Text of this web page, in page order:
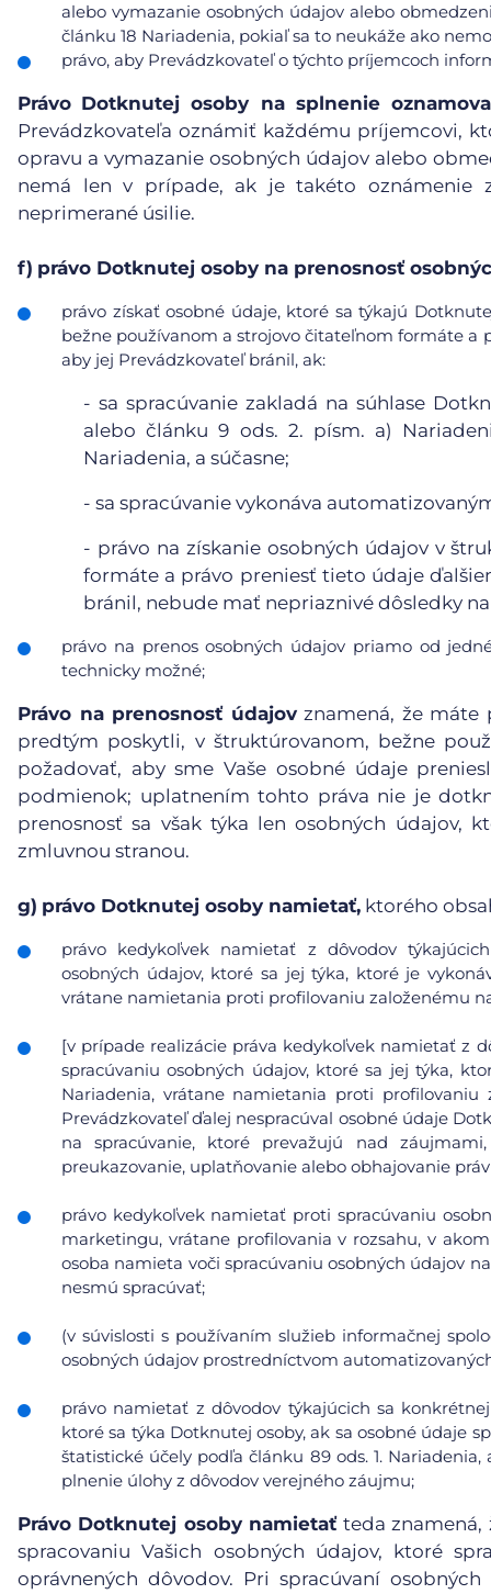
alebo vymazanie osobných údajov alebo
článku 18 Nariadenia, pokiaľ sa to neukáže ako
právo, aby Prevádzkovateľ o týchto príjemcoch
Právo Dotknutej osoby na splnenie
Prevádzkovateľa oznámiť každému príjemcovi,
opravu a vymazanie osobných údajov alebo
nemá len v prípade, ak je takéto oznámenie
neprimerané úsilie.
f) právo Dotknutej osoby na prenosnosť
právo získať osobné údaje, ktoré sa týkajú
bežne používanom a strojovo čitateľnom formáte a
aby jej Prevádzkovateľ bránil, ak:
-sa spracúvanie zakladá na súhlase
alebo článku 9 ods. 2. písm. a)
Nariadenia, a súčasne;
- sa spracúvanie vykonáva
- právo na získanie osobných údajov v
formáte a právo preniesť tieto údaje
bránil, nebude mať nepriaznivé dôsledky
právo na prenos osobných údajov priamo od
technicky možné;
Právo na prenosnosť údajovznamená, že máte
predtým poskytli, v štruktúrovanom, bežne
požadovať, aby sme Vaše osobné údaje
podmienok; uplatnením tohto práva nie je
prenosnosť sa však týka len osobných údajov,
zmluvnou stranou.
g) právo Dotknutej osoby namietať, ktorého
právo kedykoľvek namietať z dôvodov
osobných údajov, ktoré sa jej týka, ktoré je
vrátane namietania proti profilovaniu založenému
[v prípade realizácie práva kedykoľvek namietať z
spracúvaniu osobných údajov, ktoré sa jej týka,
Nariadenia, vrátane namietania proti
Prevádzkovateľ ďalej nespracúval osobné údaje
na spracúvanie, ktoré prevažujú nad
preukazovanie, uplatňovanie alebo obhajovanie
právo kedykoľvek namietať proti spracúvaniu
marketingu, vrátane profilovania v rozsahu, v
osoba namieta voči spracúvaniu osobných údajov
nesmú spracúvať;
(v súvislosti s používaním služieb informačnej
osobných údajov prostredníctvom
právo namietať z dôvodov týkajúcich sa
ktoré sa týka Dotknutej osoby, ak sa osobné údaje
štatistické účely podľa článku 89 ods. 1.
plnenie úlohy z dôvodov verejného záujmu;
Právo Dotknutej osoby namietaťteda znamená,
spracovaniu Vašich osobných údajov, ktoré
oprávnených dôvodov. Pri spracúvaní